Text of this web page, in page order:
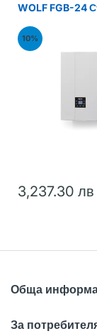
WOLF FGB-24
24kW
10%
3,237.30 лв
Обща
За